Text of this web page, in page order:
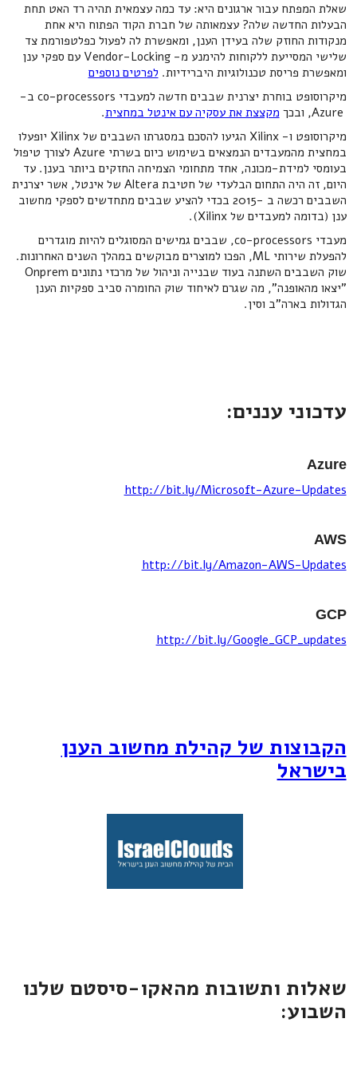
שאלת המפתח עבור ארגונים היא: עד כמה עצמאית תהיה רד האט תחת
הבעלות החדשה שלה? עצמאותה של חברת הקוד הפתוח היא אחת
מנקודות החוזק שלה בעידן הענן, ומאפשרת לה לפעול כפלטפורמת צד
שלישי המסייעת ללקוחות להימנע מ- Vendor-Locking עם ספקי ענן
ומאפשרת פריסת טכנולוגיות היברידיות. לפרטים נוספים
מיקרוסופט בוחרת יצרנית שבבים חדשה למעבדי co-processors ב-
מקצצת את עסקיה עם אינטל במחצית.
מיקרוסופט ו- Xilinx הגיעו להסכם במסגרתו השבבים של Xilinx יופעלו
במחצית מהמעבדים הנמצאים בשימוש כיום בשרתי Azure לצורך טיפול
בעומסי למידת-מכונה, אחד מתחומי הצמיחה החזקים ביותר בענן. עד
היום, זה היה התחום הבלעדי של חטיבת Altera של אינטל, אשר יצרנית
השבבים רכשה ב -2015 בכדי להציע שבבים מתחדשים לספקי מחשוב
ענן (בדומה למעבדים של Xilinx).
מעבדי co-processors, שבבים גמישים המסוגלים להיות מוגדרים
להפעלת שירותי ML, הפכו למוצרים מבוקשים במהלך השנים האחרונות.
שוק השבבים השתנה בעוד שבנייה וניהול של מרכזי נתונים Onprem
"יצאו מהאופנה", מה שגרם לאיחוד שוק החומרה סביב ספקיות הענן
הגדולות בארה"ב וסין.
עדכוני עננים:
Azure
http://bit.ly/Microsoft-Azure-Updates
AWS
http://bit.ly/Amazon-AWS-Updates
GCP
http://bit.ly/Google_GCP_updates
הקבוצות של קהילת מחשוב הענן
בישראל
שאלות ותשובות מהאקו-סיסטם שלנו
השבוע: